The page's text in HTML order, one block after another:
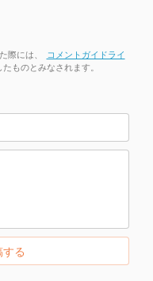
際には、
コメントガイドライ
たものとみなされます。